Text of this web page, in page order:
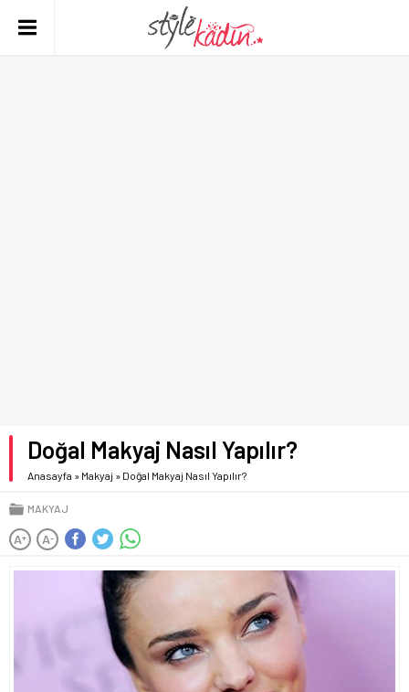
Doğal Makyaj Nasıl Yapılır?
Anasayfa » Makyaj » Doğal Makyaj Nasıl Yapılır?
MAKYAJ
A+ A-